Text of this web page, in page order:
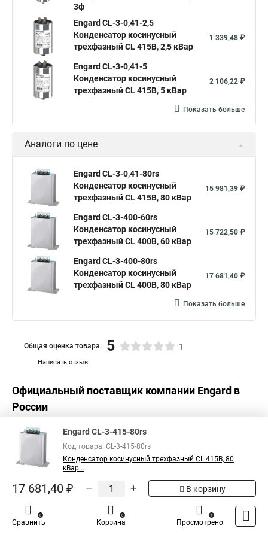
3ф
Engard CL-3-0,41-2,5
Конденсатор косинусный
трехфазный CL 415В, 2,5 кВар
1 339,48 ₽
Engard CL-3-0,41-5
Конденсатор косинусный
трехфазный CL 415В, 5 кВар
2 106,22 ₽
Показать больше
Аналоги по цене
Engard CL-3-0,41-80rs
Конденсатор косинусный
трехфазный CL 415В, 80 кВар
15 981,39 ₽
Engard CL-3-400-60rs
Конденсатор косинусный
трехфазный CL 400В, 60 кВар
15 722,50 ₽
Engard CL-3-400-80rs
Конденсатор косинусный
трехфазный CL 400В, 80 кВар
17 681,40 ₽
Показать больше
Написать отзыв
Общая оценка товара: 5 1
Официальный поставщик компании Engard в
России
Engard CL-3-415-80rs
Код товара: CL-3-415-80rs
Конденсатор косинусный трехфазный CL 415В, 80
кВар...
17 681,40 ₽ – + В корзину
Сравнить
0
Корзина
0
Просмотрено
1